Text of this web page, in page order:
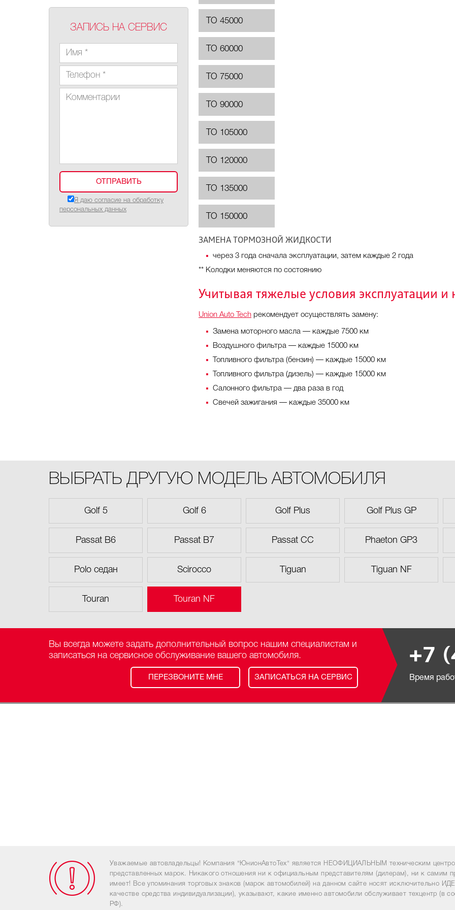
ЗАПИСЬ НА СЕРВИС
Я даю согласие на обработку
персональных данных
ТО 45000
ТО 60000
ТО 75000
ТО 90000
ТО 105000
ТО 120000
ТО 135000
ТО 150000
ЗАМЕНА ТОРМОЗНОЙ ЖИДКОСТИ
через 3 года сначала эксплуатации, затем каждые 2 года
** Колодки меняются по состоянию
Учитывая тяжелые условия эксплуатации и
Union Auto Tech рекомендует осуществлять замену:
Замена моторного масла — каждые 7500 км
Воздушного фильтра — каждые 15000 км
Топливного фильтра (бензин) — каждые 15000 км
Топливного фильтра (дизель) — каждые 15000 км
Салонного фильтра — два раза в год
Свечей зажигания — каждые 35000 км
ВЫБРАТЬ ДРУГУЮ МОДЕЛЬ АВТОМОБИЛЯ
Golf 5 Golf 6 Golf Plus Golf Plus GP
Passat B6 Passat B7 Passat CC Phaeton GP3
Polo седан Scirocco Tiguan Tiguan NF
Touran Touran NF
Вы всегда можете задать дополнительный вопрос нашим специалистам и
записаться на сервисное обслуживание вашего автомобиля.
ПЕРЕЗВОНИТЕ МНЕ ЗАПИСАТЬСЯ НА СЕРВИС
+7
Время
Уважаемые автовладельцы! Компания "ЮнионАвтоТех" является НЕОФИЦИАЛЬНЫМ техническим
представленных марок. Никакого отношения ни к официальным представителям (дилерам), ни к самим
имеет! Все упоминания торговых знаков (марок автомобилей) на данном сайте носят исключительно
качестве средства индивидуализации), указывают, какие именно автомобили обслуживает техцентр (в
РФ).